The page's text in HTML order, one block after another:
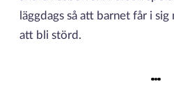
läggdags så att barnet får i
att bli störd.